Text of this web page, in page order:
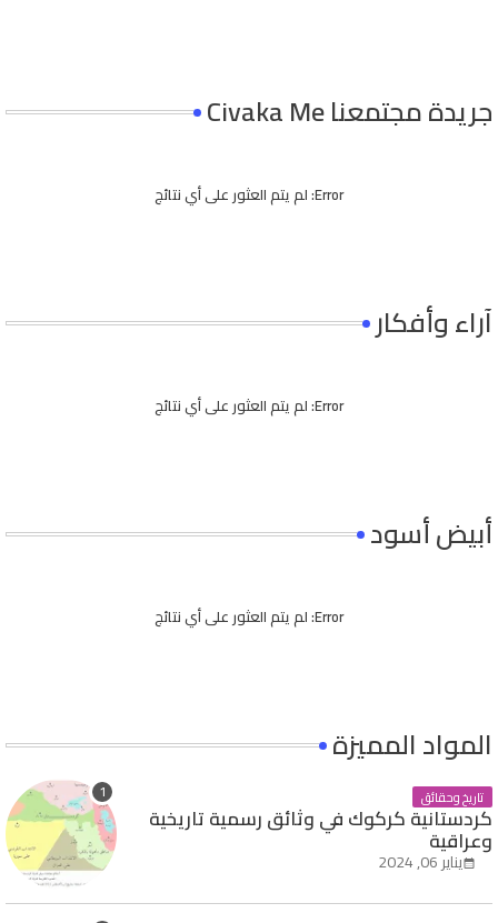
جريدة مجتمعنا Civaka Me
Error: لم يتم العثور على أي نتائج
آراء وأفكار
Error: لم يتم العثور على أي نتائج
أبيض أسود
Error: لم يتم العثور على أي نتائج
المواد المميزة
تاريخ وحقائق
كردستانية كركوك في وثائق رسمية تاريخية
وعراقية
يناير 06, 2024